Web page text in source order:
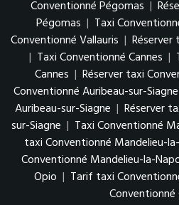
Conventionné Pégomas |
Pégomas | Taxi
Conventionné Vallauris | Réserver
| Taxi Conventionné Cannes |
Cannes | Réserver taxi
Conventionné Auribeau-sur-Siagne
Auribeau-sur-Siagne | Réserver
sur-Siagne | Taxi Conventionné
taxi Conventionné Mandelieu-
Conventionné Mandelieu-la-
Opio | Tarif taxi
Conventionné